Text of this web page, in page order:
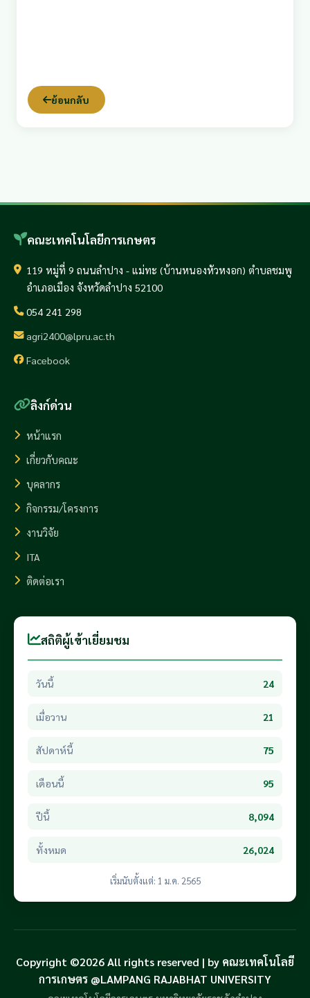
ย้อนกลับ
คณะเทคโนโลยีการเกษตร
119 หมู่ที่ 9 ถนนลำปาง - แม่ทะ (บ้านหนองหัวหงอก) ตำบลชมพู
อำเภอเมือง จังหวัดลำปาง 52100
054 241 298
agri2400@lpru.ac.th
Facebook
ลิงก์ด่วน
หน้าแรก
เกี่ยวกับคณะ
บุคลากร
กิจกรรม/โครงการ
งานวิจัย
ITA
ติดต่อเรา
สถิติผู้เข้าเยี่ยมชม
วันนี้ 24
เมื่อวาน 21
สัปดาห์นี้ 75
เดือนนี้ 95
ปีนี้ 8,094
ทั้งหมด 26,024
เริ่มนับตั้งแต่: 1 ม.ค. 2565
Copyright ©2026 All rights reserved | by คณะเทคโนโลยี
การเกษตร @LAMPANG RAJABHAT UNIVERSITY